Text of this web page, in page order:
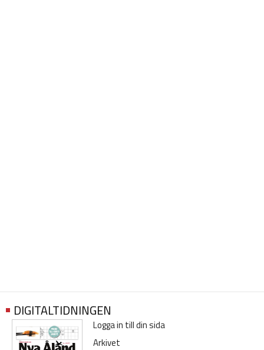
DIGITALTIDNINGEN
Logga in till din sida
Arkivet